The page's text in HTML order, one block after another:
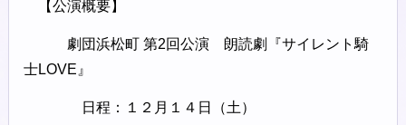
【公演概要】
劇団浜松町 第2回公演 朗読劇『サイレント騎
士LOVE』
日程：１２月１４日（土）